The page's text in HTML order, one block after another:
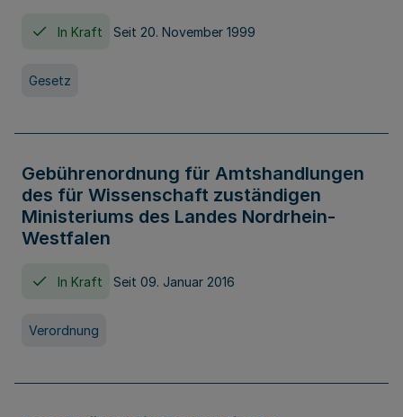
In Kraft Seit 20. November 1999
Gesetz
Gebührenordnung für Amtshandlungen
des für Wissenschaft zuständigen
Ministeriums des Landes Nordrhein-
Westfalen
In Kraft Seit 09. Januar 2016
Verordnung